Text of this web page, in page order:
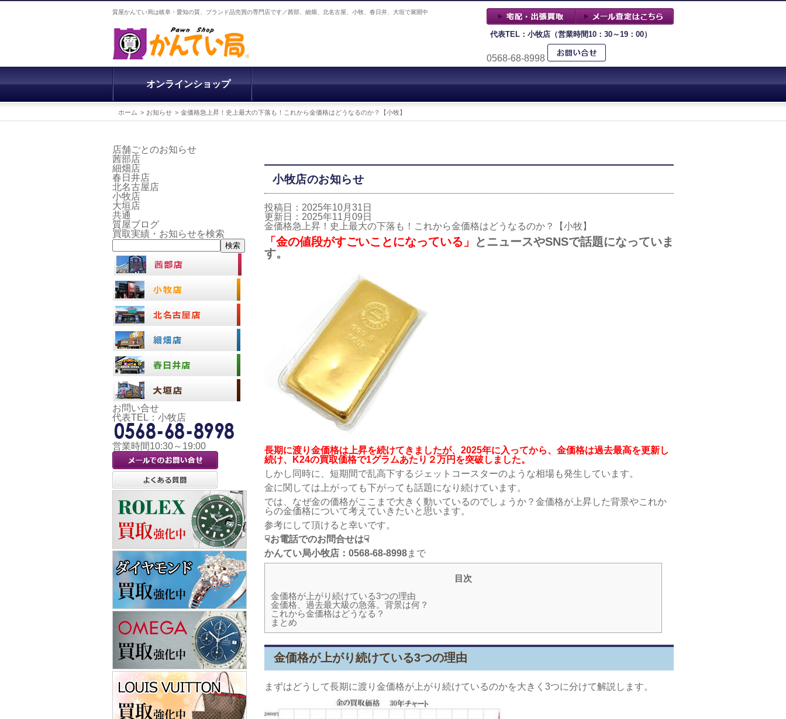
質屋かんてい局は岐阜・愛知の質、ブランド品売買の専門店です／茜部、細畑、北名古屋、小牧、春日井、大垣で展開中
代表TEL：小牧店（営業時間10：30～19：00）
0568-68-8998
オンラインショップ
ホーム お知らせ 金価格急上昇！史上最大の下落も！これから金価格はどうなるのか？【小牧】
小牧店のお知らせ
投稿日：2025年10月31日
更新日：2025年11月09日
金価格急上昇！史上最大の下落も！これから金価格はどうなるのか？【小牧】
「金の値段がすごいことになっている」
とニュースやSNSで話題になっていま
す。
長期に渡り金価格は上昇を続けてきましたが、2025年に入ってから、金価格は過去最高を更新し
続け、K24の買取価格で1グラムあたり２万円を突破しました。
しかし同時に、短期間で乱高下するジェットコースターのような相場も発生しています。
金に関しては上がっても下がっても話題になり続けています。
では、なぜ金の価格がここまで大きく動いているのでしょうか？金価格が上昇した背景やこれか
らの金価格について考えていきたいと思います。
参考にして頂けると幸いです。
☟お電話でのお問合せは☟
かんてい局小牧店：0568-68-8998まで
目次
金価格が上がり続けている3つの理由
金価格、過去最大級の急落。背景は何？
これから金価格はどうなる？
まとめ
金価格が上がり続けている3つの理由
まずはどうして長期に渡り金価格が上がり続けているのかを大きく3つに分けて解説します。
店舗ごとのお知らせ
茜部店
細畑店
春日井店
北名古屋店
小牧店
大垣店
共通
質屋ブログ
買取実績・お知らせを検索
検索
お問い合せ
代表TEL：小牧店
営業時間10:30～19:00